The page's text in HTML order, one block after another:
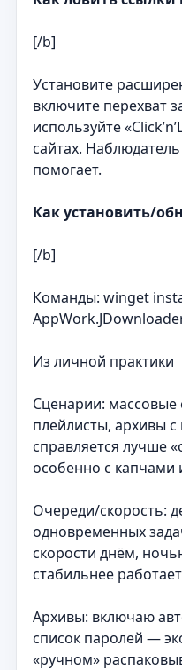
[/b]
Установите
включите перехват
используйте
сайтах.
помогает.
Как установить/
[/b]
Команды: winget
Из личной практики
Сценарии: массовые
плейлисты, архивы
справляется лучше
особенно с капчами
Очереди/скорость:
одновременных
скорости днём,
стабильнее
Архивы: включаю
список паролей —
«ручном»